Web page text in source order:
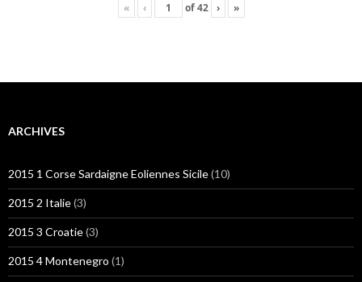
« ‹ of42 › »
ARCHIVES
2015 1 Corse Sardaigne Eoliennes Sicile(10)
2015 2 Italie(3)
2015 3 Croatie(3)
2015 4 Montenegro (1)